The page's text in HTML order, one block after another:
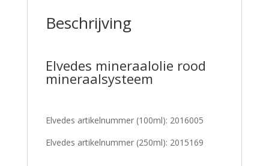
Beschrijving
Elvedes mineraalolie rood
mineraalsysteem
Elvedes artikelnummer (100ml): 2016005
Elvedes artikelnummer (250ml): 2015169